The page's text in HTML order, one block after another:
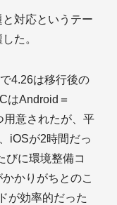
対応というテー
た。
4.26は移行後の
はAndroid＝
用意されたが、平
iOSが2時間だっ
びに環境整備コ
かりがちとのこ
が効率的だった